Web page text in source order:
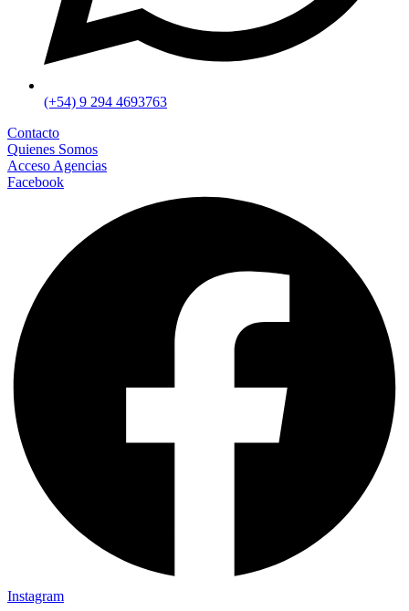
(+54) 9 294 4693763
Contacto
Quienes Somos
Acceso Agencias
Facebook
Instagram